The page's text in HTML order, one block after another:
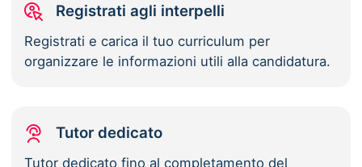
Registrati agli interpelli
Registrati e carica il tuo curriculum per
organizzare le informazioni utili alla candidatura.
Tutor dedicato
Tutor dedicato fino al completamento del